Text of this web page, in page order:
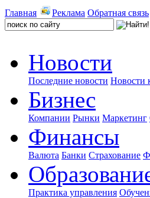
Главная Реклама Обратная связь
Новости
Последние новости Новости
Бизнес
Компании Рынки Маркетинг
Финансы
Валюта Банки Страхование
Практика управления